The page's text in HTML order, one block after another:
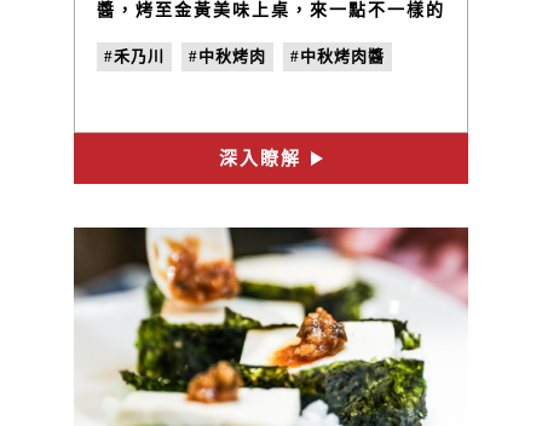
醬，烤至金黃美味上桌，來一點不一樣的
#禾乃川
#中秋烤肉 #中秋烤肉醬
深入瞭解